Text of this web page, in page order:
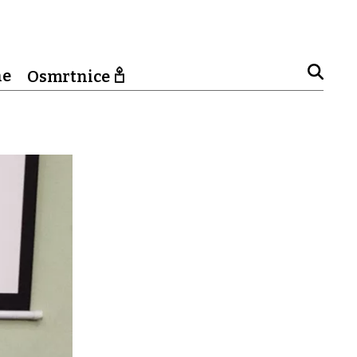
Osmrtnice